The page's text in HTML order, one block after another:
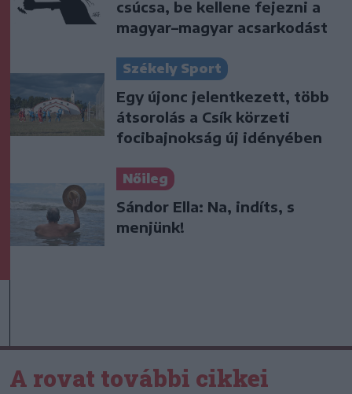
csúcsa, be kellene fejezni a
magyar–magyar acsarkodást
Székely Sport
Egy újonc jelentkezett, több
átsorolás a Csík körzeti
focibajnokság új idényében
Nőileg
Sándor Ella: Na, indíts, s
menjünk!
A rovat további cikkei